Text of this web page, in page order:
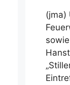
(jma)